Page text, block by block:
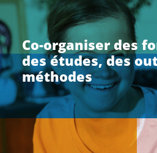
Co-organiser des
des études, des
méthodes